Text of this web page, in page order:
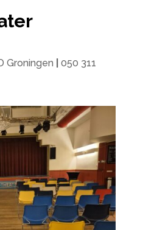
Groningen
050 311